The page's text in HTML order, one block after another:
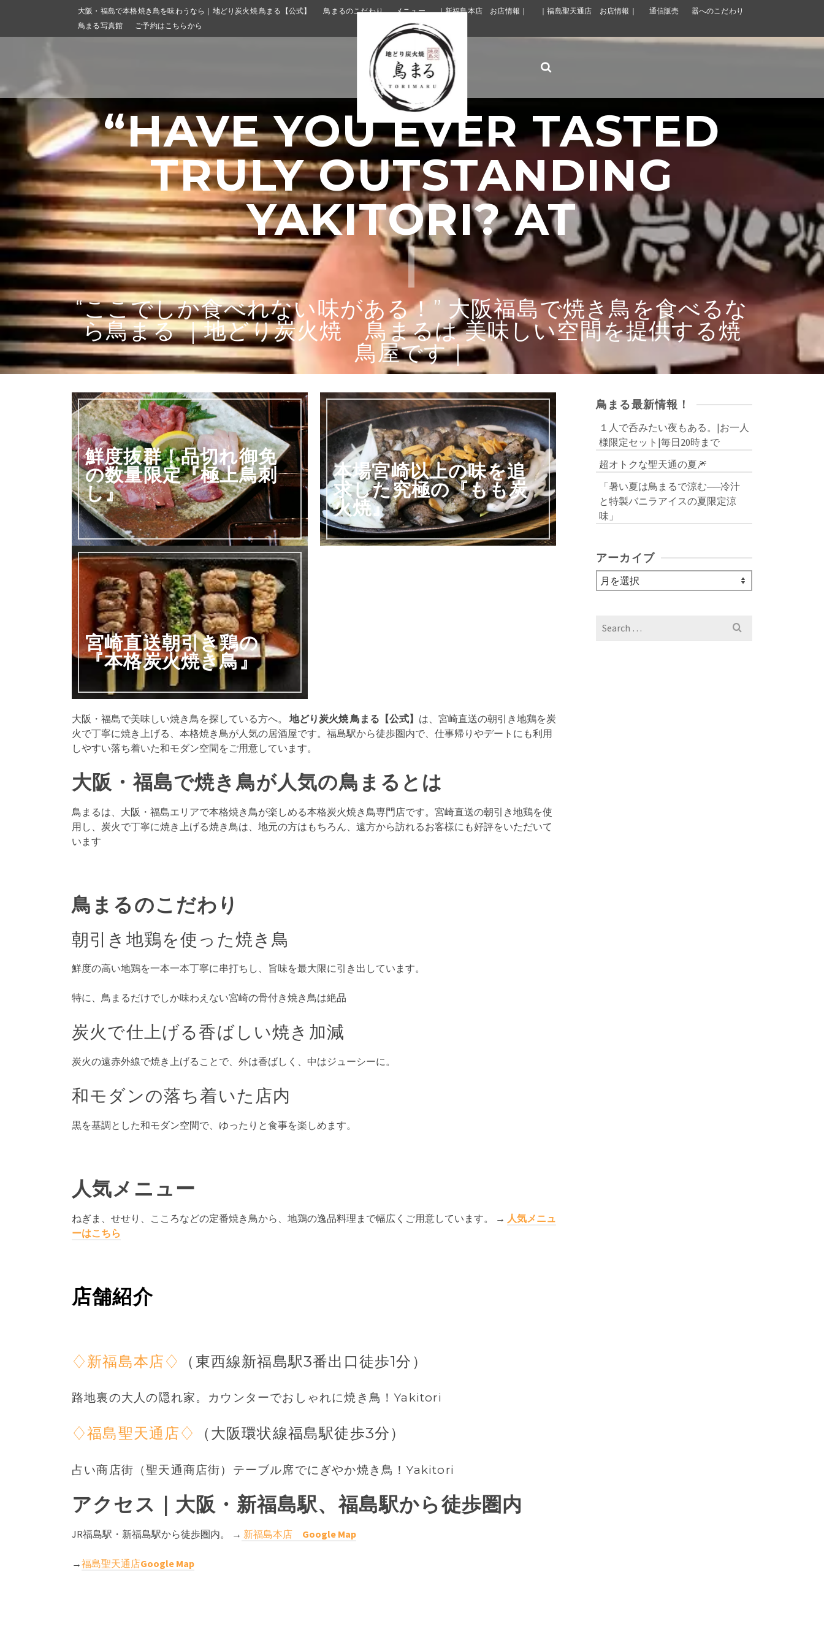
大阪・福島で本格焼き鳥を味わうなら｜地どり炭火焼 鳥まる【公式】 鳥まるのこだわり メニュー ｜新福島本店 お店情報｜ ｜福島聖天通店 お店情報｜ 通信販売
器へのこだわり
鳥まる写真館
ご予約はこちらから
“HAVE YOU EVER TASTED
TRULY OUTSTANDING
YAKITORI? AT TORIMARU IN
|
“ここでしか食べれない味がある！” 大阪福島で焼き鳥を食べるな
ら鳥まる ｜地どり炭火焼 鳥まるは 美味しい空間を提供する焼
鳥屋です｜
鮮度抜群！品切れ御免
の数量限定『極上鳥刺
し』
本場宮崎以上の味を追
求した究極の『もも炭
火焼』
宮崎直送朝引き鶏の
『本格炭火焼き鳥』
大阪・福島で美味しい焼き鳥を探している方へ。 地どり炭火焼 鳥まる【公式】 は、宮崎直送の朝引き地鶏を炭
火で丁寧に焼き上げる、本格焼き鳥が人気の居酒屋です。福島駅から徒歩圏内で、仕事帰りやデートにも利用
しやすい落ち着いた和モダン空間をご用意しています。
大阪・福島で焼き鳥が人気の鳥まるとは
鳥まるは、大阪・福島エリアで本格焼き鳥が楽しめる本格炭火焼き鳥専門店です。宮崎直送の朝引き地鶏を使
用し、炭火で丁寧に焼き上げる焼き鳥は、地元の方はもちろん、遠方から訪れるお客様にも好評をいただいて
います
鳥まるのこだわり
朝引き地鶏を使った焼き鳥
鮮度の高い地鶏を一本一本丁寧に串打ちし、旨味を最大限に引き出しています。
特に、鳥まるだけでしか味わえない宮崎の骨付き焼き鳥は絶品
炭火で仕上げる香ばしい焼き加減
炭火の遠赤外線で焼き上げることで、外は香ばしく、中はジューシーに。
和モダンの落ち着いた店内
黒を基調とした和モダン空間で、ゆったりと食事を楽しめます。
人気メニュー
ねぎま、せせり、こころなどの定番焼き鳥から、地鶏の逸品料理まで幅広くご用意しています。 → 人気メニュ
ーはこちら
店舗紹介
♢新福島本店♢ （東西線新福島駅3番出口徒歩1分）
路地裏の大人の隠れ家。カウンターでおしゃれに焼き鳥！Yakitori
♢福島聖天通店♢ （大阪環状線福島駅徒歩3分）
占い商店街（聖天通商店街）テーブル席でにぎやか焼き鳥！Yakitori
アクセス｜大阪・新福島駅、福島駅から徒歩圏内
JR福島駅・新福島駅から徒歩圏内。 → 新福島本店 Google Map
→福島聖天通店Google Map
鳥まる最新情報！
１人で呑みたい夜もある。|お一人
様限定セット|毎日20時まで
超オトクな聖天通の夏🎆
「暑い夏は鳥まるで涼む──冷汁
と特製バニラアイスの夏限定涼
味」
アーカイブ
ア
ー
Search